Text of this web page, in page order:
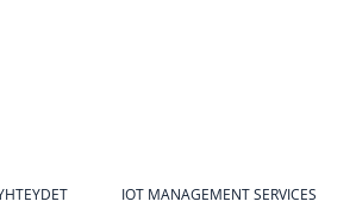
IOT MANAGEMENT SERVICES